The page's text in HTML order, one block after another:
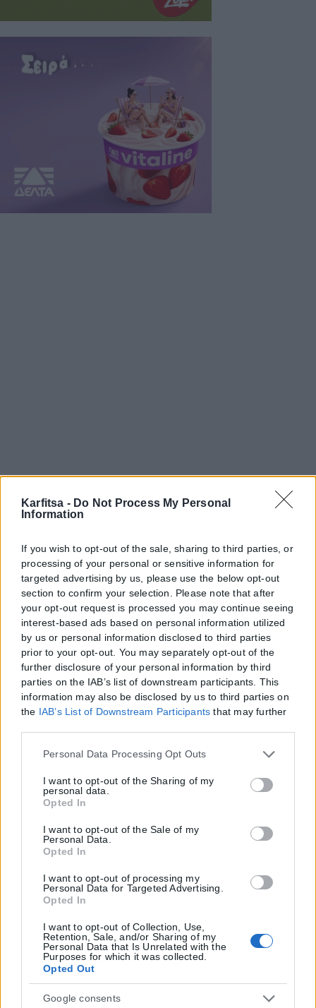
Karfitsa - Do Not Process My Personal
Information
If you wish to opt-out of the sale, sharing to third parties, or
processing of your personal or sensitive information for
targeted advertising by us, please use the below opt-out
section to confirm your selection. Please note that after
your opt-out request is processed you may continue seeing
interest-based ads based on personal information utilized
by us or personal information disclosed to third parties
prior to your opt-out. You may separately opt-out of the
further disclosure of your personal information by third
parties on the IAB’s list of downstream participants. This
information may also be disclosed by us to third parties on
the IAB’s List of Downstream Participants that may further
Please note that this website/app uses one or more Google
but not limited to your visit or usage behaviour. You may
click to grant or deny consent to Google and its third-party
tags to use your data for below specified purposes in below
Google consent section.
Personal Data Processing Opt Outs
I want to opt-out of the Sharing of my
personal data.
Opted In
I want to opt-out of the Sale of my
Personal Data.
Opted In
I want to opt-out of processing my
Personal Data for Targeted Advertising.
Opted In
I want to opt-out of Collection, Use,
Retention, Sale, and/or Sharing of my
Personal Data that Is Unrelated with the
Purposes for which it was collected.
Opted Out
Google consents
Η εταιρεία με την επωνυμία “POLITICAL MEDIA GROUP A.E.” και κατ’
επέκταση η ιστοσελίδα που κατέχει αυτή “www.karfitsa.gr”
1ης Μαρτίου 2018 σχετικά με τα μέτρα για την αποτελεσματική
αντιμετώπιση του παράνομου περιεχομένου στο διαδίκτυο (L 63).
Μοναδικός αριθμός Μ.Η.Τ. 262048
ΤΑ ΠΡΩΤΟΣΕΛΙΔΑ ΣΗΜΕΡΑ